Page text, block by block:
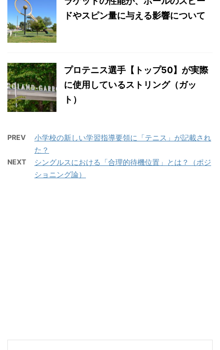
ドやスピン量に与える影響について
プロテニス選手【トップ50】が実際
に使用しているストリング（ガッ
ト）
PREV
小学校の新しい学習指導要領に「テニス」が記載され
た？
NEXT
シングルスにおける「合理的待機位置」とは？（ポジ
ショニング論）